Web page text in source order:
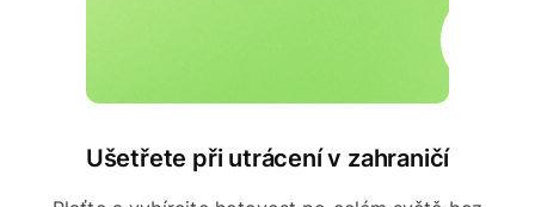
Ušetřete při utrácení v zahraničí